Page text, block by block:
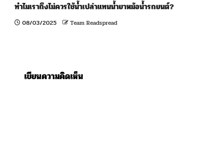
ทำไมเราถึงไม่ควรใช้น้ำเปล่าแทนน้ำยาหม้อน้ำรถยนต์?
08/03/2025 Team Readspread
เขียนความคิดเห็น